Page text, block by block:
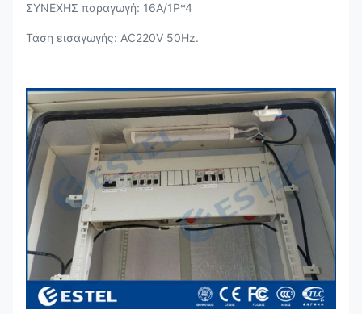
ΣΥΝΕΧΗΣ παραγωγή: 16A/1P*4
Τάση εισαγωγής: AC220V 50Hz.